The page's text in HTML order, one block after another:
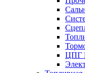
ЦПГ